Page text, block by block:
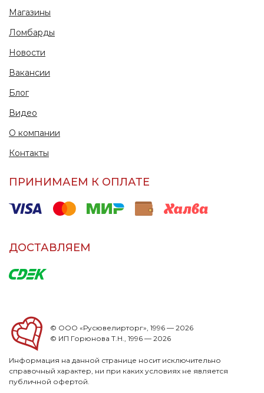
Магазины
Ломбарды
Новости
Вакансии
Блог
Видео
О компании
Контакты
ПРИНИМАЕМ К ОПЛАТЕ
ДОСТАВЛЯЕМ
© ООО «Русювелирторг», 1996 — 2026
© ИП Горюнова Т.Н., 1996 — 2026
Информация на данной странице носит исключительно
справочный характер, ни при каких условиях не является
публичной офертой.